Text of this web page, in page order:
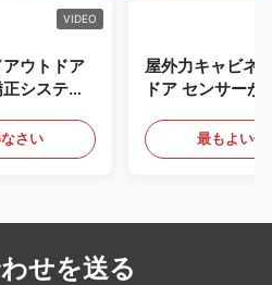
VIDEO
ウトドア
システム
さい
屋外力キャビネ
ドア センサー
最もよい価
せを送る